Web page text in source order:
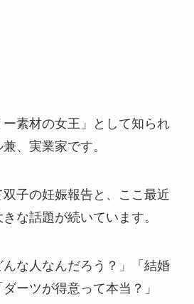
素材の女王」として知られ
、実業家です。
子の妊娠報告と、ここ最近
な話題が続いています。
んな人なんだろう？」「結婚
ーツが得意って本当？」